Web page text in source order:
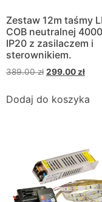
Zestaw 12m taśmy
COB neutralnej
IP20 z zasilaczem i
sterownikiem.
389.00zł 299.00 zł
Dodaj do koszyka